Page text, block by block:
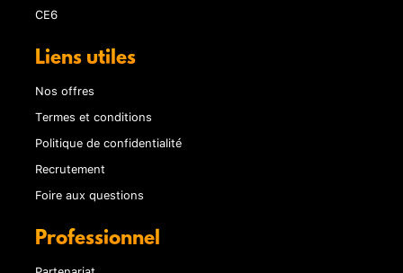
CE6
Liens utiles
Nos offres
Termes et conditions
Politique de confidentialité
Recrutement
Foire aux questions
Professionnel